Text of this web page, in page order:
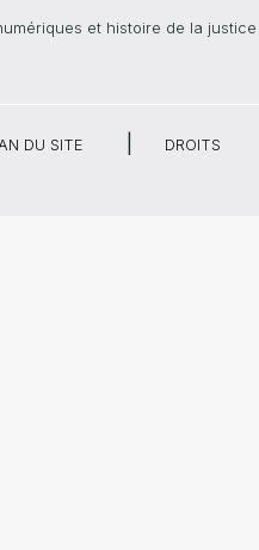
et histoire de la justice
DU SITE DROITS